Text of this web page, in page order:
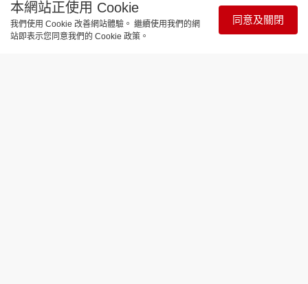
本網站正使用 Cookie
我們使用 Cookie 改善網站體驗。 繼續使用我們的網
站即表示您同意我們的 Cookie 政策。
同意及關閉